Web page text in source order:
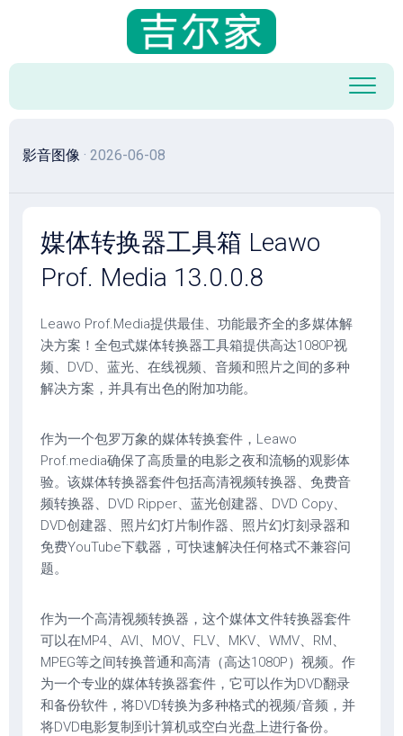
容
影音图像 · 2026-06-08
媒体转换器工具箱 Leawo
Prof. Media 13.0.0.8
Leawo Prof.Media提供最佳、功能最齐全的多媒体解
决方案！全包式媒体转换器工具箱提供高达1080P视
频、DVD、蓝光、在线视频、音频和照片之间的多种
解决方案，并具有出色的附加功能。
作为一个包罗万象的媒体转换套件，Leawo
Prof.media确保了高质量的电影之夜和流畅的观影体
验。该媒体转换器套件包括高清视频转换器、免费音
频转换器、DVD Ripper、蓝光创建器、DVD Copy、
DVD创建器、照片幻灯片制作器、照片幻灯刻录器和
免费YouTube下载器，可快速解决任何格式不兼容问
题。
作为一个高清视频转换器，这个媒体文件转换器套件
可以在MP4、AVI、MOV、FLV、MKV、WMV、RM、
MPEG等之间转换普通和高清（高达1080P）视频。作
为一个专业的媒体转换器套件，它可以作为DVD翻录
和备份软件，将DVD转换为多种格式的视频/音频，并
将DVD电影复制到计算机或空白光盘上进行备份。